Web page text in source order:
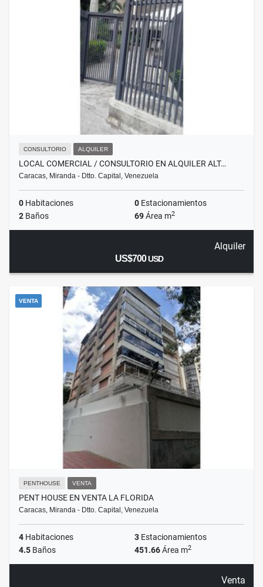
CONSULTORIO ALQUILER
LOCAL COMERCIAL / CONSULTORIO EN ALQUILER ALT…
Caracas, Miranda - Dtto. Capital, Venezuela
0 Habitaciones 0 Estacionamientos
2 Baños 69Área m2
Alquiler
US$700USD
VENTA
PENTHOUSE VENTA
PENT HOUSE EN VENTA LA FLORIDA
Caracas, Miranda - Dtto. Capital, Venezuela
4 Habitaciones 3 Estacionamientos
4.5 Baños 451.66Área m2
Venta